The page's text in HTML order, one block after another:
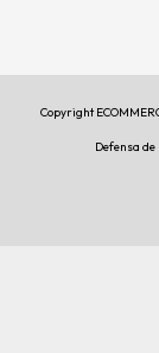
Copyright
Defensa